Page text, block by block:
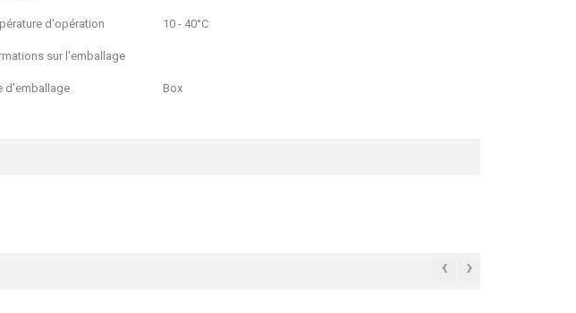
d'opération 10 - 40°C
sur l'emballage
d'emballage Box
‹ ›